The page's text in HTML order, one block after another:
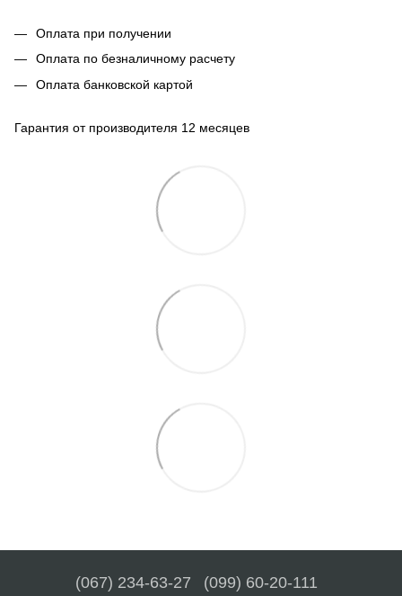
Оплата при получении
Оплата по безналичному расчету
Оплата банковской картой
Гарантия от производителя 12 месяцев
(067) 234-63-27 (099) 60-20-111